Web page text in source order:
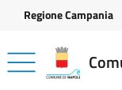
Vai ai contenuti
Vai al footer
Regione Campania